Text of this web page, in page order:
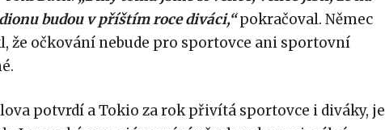
budou v příštím roce diváci,“pokračoval. Němec
že očkování nebude pro sportovce ani sportovní
potvrdí a Tokio za rok přivítá sportovce i diváky, je